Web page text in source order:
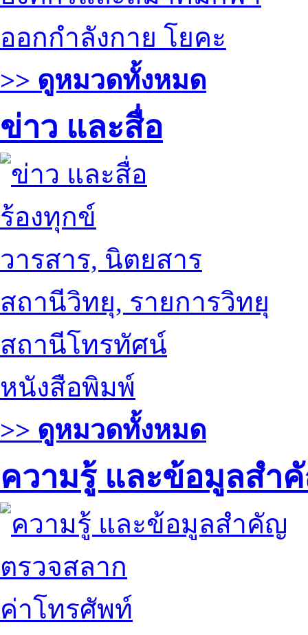
ออกกำลังกาย โยคะ
>> ดูหมวดทั้งหมด
ข่าว และสื่อ
ร้องทุกข์
วารสาร, นิตยสาร
สถานีวิทยุ, รายการวิทยุ
สถานีโทรทัศน์
หนังสือพิมพ์
>> ดูหมวดทั้งหมด
ความรู้ และข้อมูลสำ
ตรวจสลาก
ค่าโทรศัพท์